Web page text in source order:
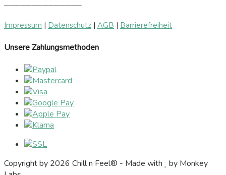
──────────────
Impressum | Datenschutz | AGB | Barrierefreiheit
Unsere Zahlungsmethoden
Copyright by 2026 Chill n Feel® - Made with
by Monkey